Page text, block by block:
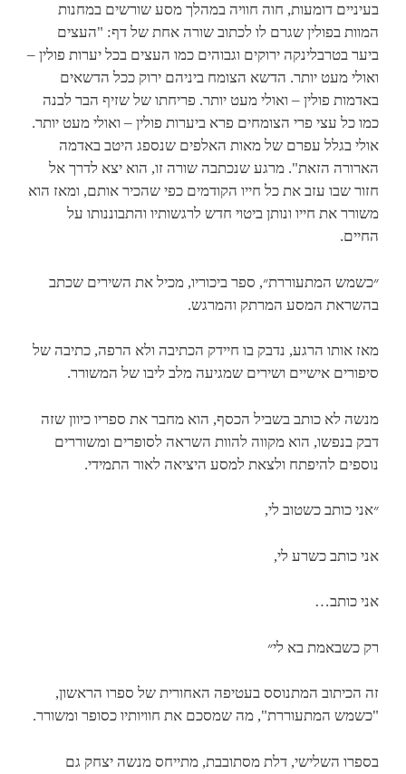
בעיניים דומעות, חוה חוויה במהלך מסע שורשים במחנות
המוות בפולין שגרם לו לכתוב שורה אחת של דף: "העצים
ביער בטרבלינקה ירוקים וגבוהים כמו העצים בכל יערות פולין –
ואולי מעט יותר. הדשא הצומח ביניהם ירוק ככל הדשאים
באדמות פולין – ואולי מעט יותר. פריחתו של שזיף הבר לבנה
כמו כל עצי פרי הצומחים פרא ביערות פולין – ואולי מעט יותר.
אולי בגלל עפרם של מאות האלפים שנספג היטב באדמה
הארורה הזאת". מרגע שנכתבה שורה זו, הוא יצא לדרך אל
חזור שבו עזב את כל חייו הקודמים כפי שהכיר אותם, ומאז הוא
משורר את חייו ונותן ביטוי חדש לרגשותיו והתבוננותו על
החיים.
״כשמש המתעוררת״, ספר ביכוריו, מכיל את השירים שכתב
בהשראת המסע המרתק והמרגש.
מאז אותו הרגע, נדבק בו חיידק הכתיבה ולא הרפה, כתיבה של
סיפורים אישיים ושירים שמגיעה מלב ליבו של המשורר.
מנשה לא כותב בשביל הכסף, הוא מחבר את ספריו כיוון שזה
דבק בנפשו, הוא מקווה להוות השראה לסופרים ומשוררים
נוספים להיפתח ולצאת למסע היציאה לאור התמידי.
״אני כותב כשטוב לי,
אני כותב כשרע לי,
אני כותב…
רק כשבאמת בא לי״
זה הכיתוב המתנוסס בעטיפה האחורית של ספרו הראשון,
"כשמש המתעוררת", מה שמסכם את חוויותיו כסופר ומשורר.
בספרו השלישי, דלת מסתובבת, מתייחס מנשה יצחק גם